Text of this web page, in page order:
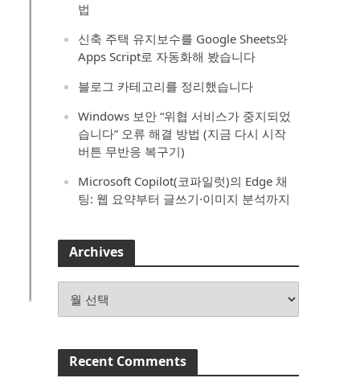
법
신축 주택 유지보수를 Google Sheets와
Apps Script로 자동화해 봤습니다
블로그 카테고리를 정리했습니다
Windows 보안 “위협 서비스가 중지되었
습니다” 오류 해결 방법 (지금 다시 시작
버튼 무반응 복구기)
Microsoft Copilot(코파일럿)의 Edge 채
팅: 웹 요약부터 글쓰기·이미지 분석까지
Archives
Recent Comments